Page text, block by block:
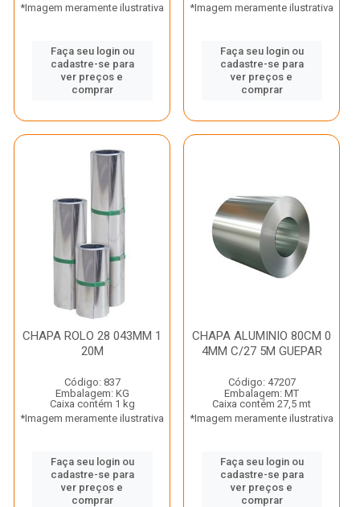
*Imagem meramente ilustrativa
Faça seu login ou
cadastre-se para
ver preços e
comprar
*Imagem meramente ilustrativa
Faça seu login ou
cadastre-se para
ver preços e
comprar
CHAPA ROLO 28 043MM 1
20M
Código: 837
Embalagem: KG
Caixa contém 1 kg
*Imagem meramente ilustrativa
Faça seu login ou
cadastre-se para
ver preços e
comprar
CHAPA ALUMINIO 80CM 0
4MM C/27 5M GUEPAR
Código: 47207
Embalagem: MT
Caixa contém 27,5 mt
*Imagem meramente ilustrativa
Faça seu login ou
cadastre-se para
ver preços e
comprar